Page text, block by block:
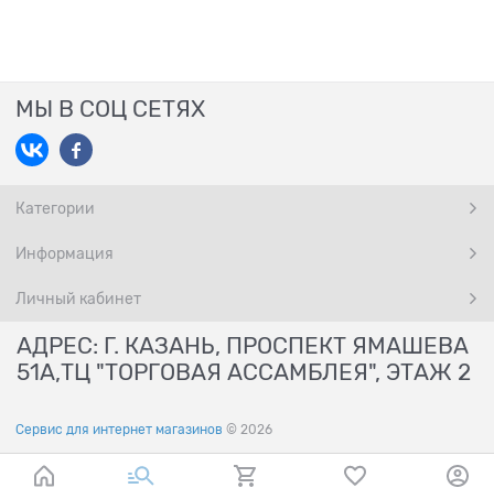
МЫ В СОЦ СЕТЯХ
Категории
Информация
Личный кабинет
АДРЕС: Г. КАЗАНЬ, ПРОСПЕКТ ЯМАШЕВА
51А,ТЦ "ТОРГОВАЯ АССАМБЛЕЯ", ЭТАЖ 2
Сервис для интернет магазинов © 2026